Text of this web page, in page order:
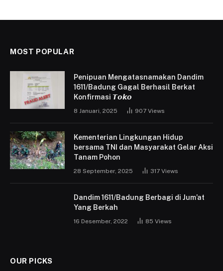
MOST POPULAR
Penipuan Mengatasnamakan Dandim
1611/Badung Gagal Berhasil Berkat
Konfirmasi 𝙏𝙤𝙠𝙤
8 Januari, 2025 907 Views
Kementerian Lingkungan Hidup
bersama TNI dan Masyarakat Gelar Aksi
Tanam Pohon
28 September, 2025 317 Views
Dandim 1611/Badung Berbagi di Jum’at
Yang Berkah
16 Desember, 2022 85 Views
OUR PICKS